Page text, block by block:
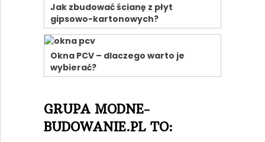
Jak zbudować ścianę z płyt
gipsowo-kartonowych?
Okna PCV – dlaczego warto je
wybierać?
GRUPA MODNE-
BUDOWANIE.PL TO: